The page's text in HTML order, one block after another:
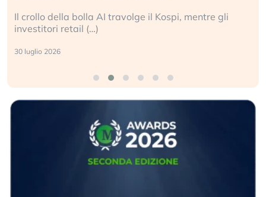
Il crollo della bolla AI travolge il Kospi, mentre gli
investitori retail (…)
30 luglio 2026